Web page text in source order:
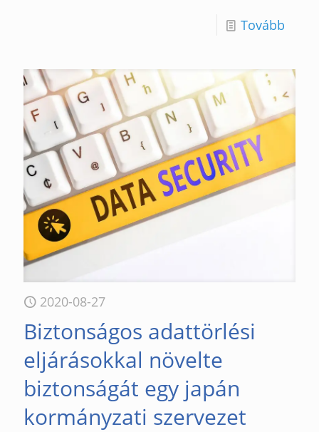
Tovább
2020-08-27
Biztonságos adattörlési
eljárásokkal növelte
biztonságát egy japán
kormányzati szervezet